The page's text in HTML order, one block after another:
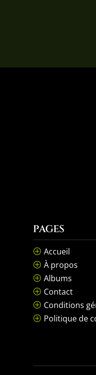
PAGES
P Accueil
P À propos
P Albums
P Contact
P Conditions
P Politique de